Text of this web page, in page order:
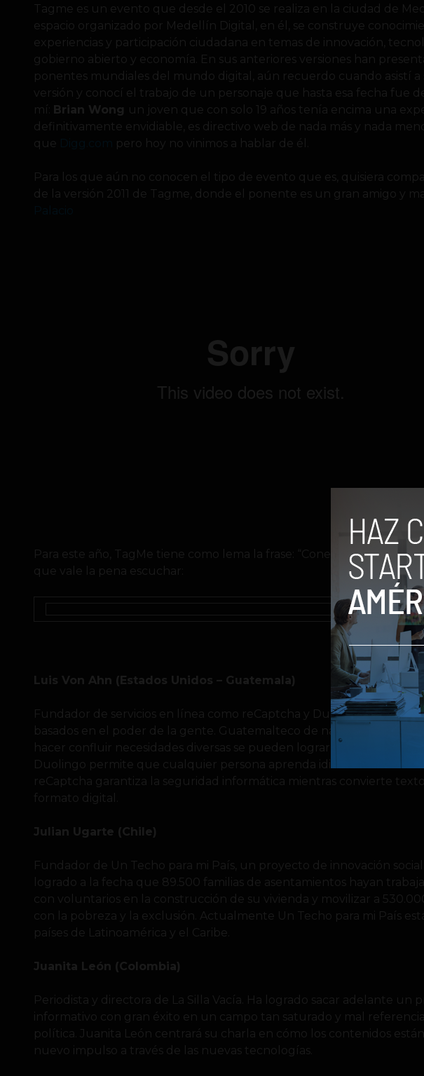
Tagme es un evento que desde el 2010 se realiza en la ciudad de
espacio organizado por Medellín Digital, en él, se construye
experiencias y participación ciudadana en temas de innovación,
gobierno abierto y economía. En sus anteriores versiones han
ponentes mundiales del mundo digital, aún recuerdo cuando asistí a
versión y conocí el trabajo de un personaje que hasta esa fecha fue
mí: Brian Wong un joven que con solo 19 años tenía encima una
definitivamente envidiable, es directivo web de nada más y nada
que
pero hoy no vinimos a hablar de él.
Para los que aún no conocen el tipo de evento que es, quisiera
de la versión 2011 de Tagme, donde el ponente es un gran amigo y
Para este año, TagMe tiene como lema la frase: “Conectando
que vale la pena escuchar:
Luis Von Ahn (Estados Unidos – Guatemala)
Fundador de servicios en línea como reCaptcha y Duolingo, que
basados en el poder de la gente. Guatemalteco de nacimiento, Von
hacer confluir necesidades diversas se pueden lograr soluciones para
Duolingo permite que cualquier persona aprenda idiomas mientras
reCaptcha garantiza la seguridad informática mientras convierte
formato digital.
Julian Ugarte (Chile)
Fundador de Un Techo para mi País, un proyecto de innovación
logrado a la fecha que 89.500 familias de asentamientos hayan
con voluntarios en la construcción de su vivienda y movilizar a
con la pobreza y la exclusión. Actualmente Un Techo para mi País
países de Latinoamérica y el Caribe.
Juanita León (Colombia)
Periodista y directora de La Silla Vacía. Ha logrado sacar adelante un
informativo con gran éxito en un campo tan saturado y mal
política. Juanita León centrará su charla en cómo los contenidos
nuevo impulso a través de las nuevas tecnologías.